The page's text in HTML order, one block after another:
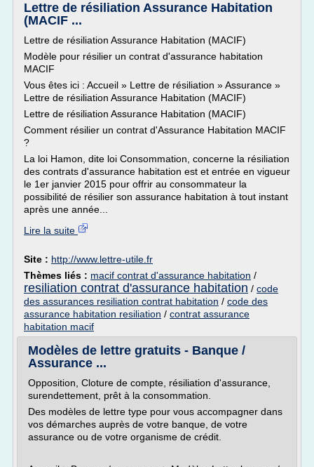
Lettre de résiliation Assurance Habitation
(MACIF ...
Lettre de résiliation Assurance Habitation (MACIF)
Modèle pour résilier un contrat d'assurance habitation
MACIF
Vous êtes ici : Accueil » Lettre de résiliation » Assurance »
Lettre de résiliation Assurance Habitation (MACIF)
Lettre de résiliation Assurance Habitation (MACIF)
Comment résilier un contrat d'Assurance Habitation MACIF
?
La loi Hamon, dite loi Consommation, concerne la résiliation
des contrats d'assurance habitation est et entrée en vigueur
le 1er janvier 2015 pour offrir au consommateur la
possibilité de résilier son assurance habitation à tout instant
après une année...
Lire la suite
Site : http://www.lettre-utile.fr
Thèmes liés : macif contrat d'assurance habitation /
resiliation contrat d'assurance habitation / code
des assurances resiliation contrat habitation / code des
assurance habitation resiliation / contrat assurance
habitation macif
Modèles de lettre gratuits - Banque /
Assurance ...
Opposition, Cloture de compte, résiliation d'assurance,
surendettement, prêt à la consommation.
Des modèles de lettre type pour vous accompagner dans
vos démarches auprès de votre banque, de votre
assurance ou de votre organisme de crédit.